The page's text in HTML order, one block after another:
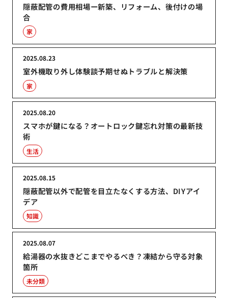
隠蔽配管の費用相場ー新築、リフォーム、後付けの場
合
家
室外機取り外し体験談予期せぬトラブルと解決策
2025.08.23
家
スマホが鍵になる？オートロック鍵忘れ対策の最新技
術
2025.08.20
生活
隠蔽配管以外で配管を目立たなくする方法、DIYアイ
デア
2025.08.15
知識
給湯器の水抜きどこまでやるべき？凍結から守る対象
箇所
2025.08.07
未分類